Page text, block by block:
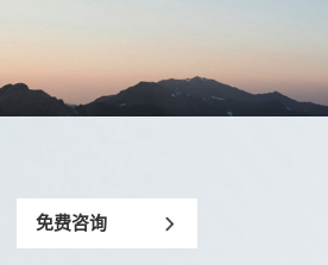
免费咨询